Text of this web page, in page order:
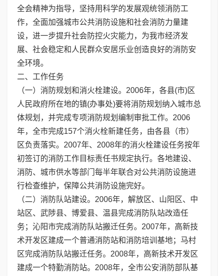
全会精神为指导，坚持用科学的发展观统领消防工
作，全面加强城市公共消防设施和社会消防力量建
设，进一步提升社会防控火灾能力，为我市经济发
展、社会稳定和人民群众安居乐业创造良好的消防安
全环境。
二、工作任务
（一）消防规划和消火栓建设。2006年，各县(市)区
人民政府所在地的镇(办事处)要将消防规划纳入城市总
体规划，并完成专项消防规划编制审批工作。2006
年，全市完成157个消火栓新建任务，由各县（市）
区负责落实。2007年、2008年的消火栓建设任务按年
初签订的消防工作目标责任书规定执行。各地建设、
消防、城市供水等部门每半年联合对公共消防设施进
行检查维护，保障公共消防设施完好。
（二）消防队站建设。2006年，解放区、山阳区、中
站区、武陟县、博爱县、温县完成消防队站改造任
务；沁阳市完成消防队站搬迁任务。2007年，高新技
术开发区建成一个普通消防站和消防培训基地；马村
区完成消防队站搬迁任务。2008年，高新技术开发区
建成一个特勤消防站。2008年，全市公安消防部队基